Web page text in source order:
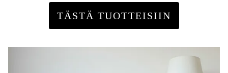
TÄSTÄ TUOTTEISIIN